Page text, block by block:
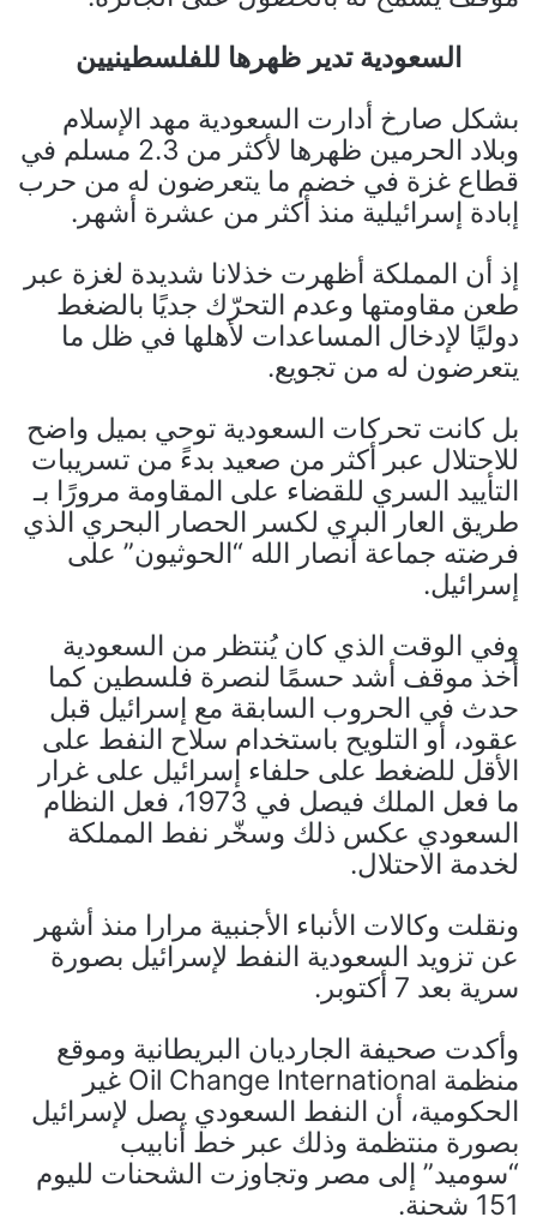
السعودية تدير ظهرها للفلسطينيين
بشكل صارخ أدارت السعودية مهد الإسلام
وبلاد الحرمين ظهرها لأكثر من 2.3 مسلم في
قطاع غزة في خضم ما يتعرضون له من حرب
إبادة إسرائيلية منذ أكثر من عشرة أشهر.
إذ أن المملكة أظهرت خذلانا شديدة لغزة عبر
طعن مقاومتها وعدم التحرّك جديًا بالضغط
دوليًا لإدخال المساعدات لأهلها في ظل ما
يتعرضون له من تجويع.
بل كانت تحركات السعودية توحي بميل واضح
للاحتلال عبر أكثر من صعيد بدءً من تسريبات
التأييد السري للقضاء على المقاومة مرورًا بـ
طريق العار البري لكسر الحصار البحري الذي
فرضته جماعة أنصار الله “الحوثيون” على
إسرائيل.
وفي الوقت الذي كان يُنتظر من السعودية
أخذ موقف أشد حسمًا لنصرة فلسطين كما
حدث في الحروب السابقة مع إسرائيل قبل
عقود، أو التلويح باستخدام سلاح النفط على
الأقل للضغط على حلفاء إسرائيل على غرار
ما فعل الملك فيصل في 1973، فعل النظام
السعودي عكس ذلك وسخّر نفط المملكة
لخدمة الاحتلال.
ونقلت وكالات الأنباء الأجنبية مرارا منذ أشهر
عن تزويد السعودية النفط لإسرائيل بصورة
سرية بعد 7 أكتوبر.
وأكدت صحيفة الجارديان البريطانية وموقع
منظمة Oil Change International غير
الحكومية، أن النفط السعودي يصل لإسرائيل
بصورة منتظمة وذلك عبر خط أنابيب
“سوميد” إلى مصر وتجاوزت الشحنات لليوم
151 شحنة.